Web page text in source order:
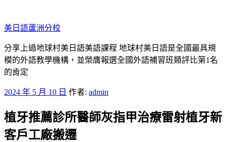
至
主
要
內
容
美日語蘆洲分校
分享上過地球村美日語美語課程 地球村美日語是全國最具規
模的外語教學機構，並榮膺報選全國外語補習班類評比第1名
的肯定
發
於
2024 年 5 月 10 日 作者: admin
植牙推薦診所醫師灰指甲治療雷射植牙新
客戶工廠搬遷